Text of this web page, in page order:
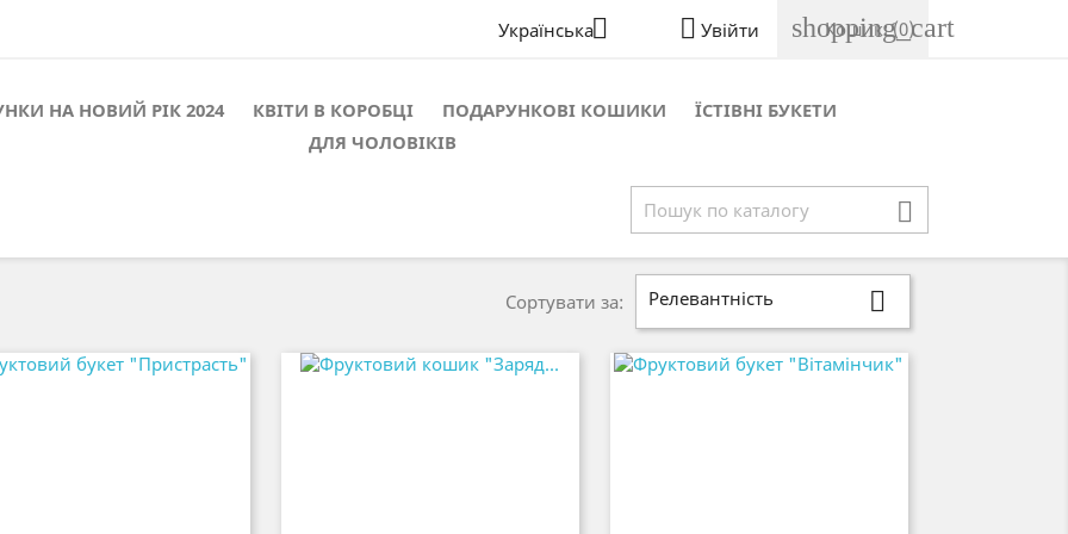
Українська  Увійти shopping_cart
Кошик: (0)
НА НОВИЙ РІК 2024 КВІТИ В КОРОБЦІ ПОДАРУНКОВІ КОШИКИ
ЇСТІВНІ БУКЕТИ
ДЛЯ ЧОЛОВІКІВ

Сортувати за: Релевантність 